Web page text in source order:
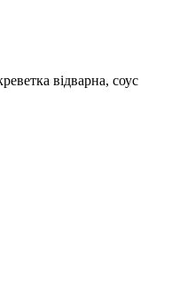
відварна, соус